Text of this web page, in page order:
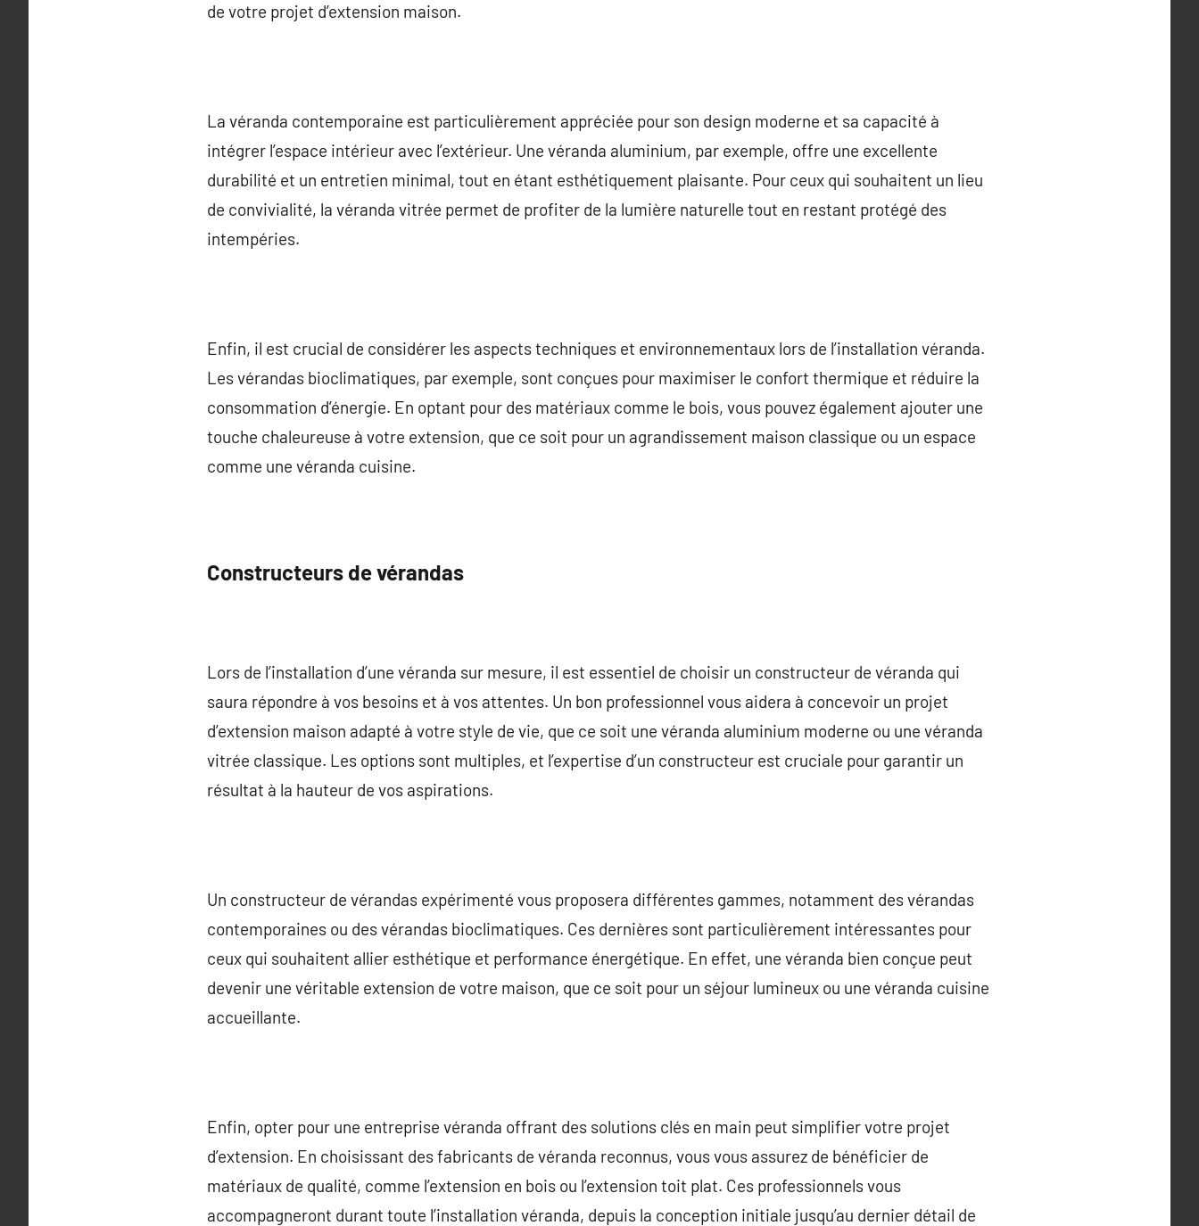
de votre projet d’extension maison.
La véranda contemporaine est particulièrement appréciée pour son design moderne et sa capacité à
intégrer l’espace intérieur avec l’extérieur. Une véranda aluminium, par exemple, offre une excellente
durabilité et un entretien minimal, tout en étant esthétiquement plaisante. Pour ceux qui souhaitent un lieu
de convivialité, la véranda vitrée permet de profiter de la lumière naturelle tout en restant protégé des
intempéries.
Enfin, il est crucial de considérer les aspects techniques et environnementaux lors de l’installation véranda.
Les vérandas bioclimatiques, par exemple, sont conçues pour maximiser le confort thermique et réduire la
consommation d’énergie. En optant pour des matériaux comme le bois, vous pouvez également ajouter une
touche chaleureuse à votre extension, que ce soit pour un agrandissement maison classique ou un espace
comme une véranda cuisine.
Constructeurs de vérandas
Lors de l’installation d’une véranda sur mesure, il est essentiel de choisir un constructeur de véranda qui
saura répondre à vos besoins et à vos attentes. Un bon professionnel vous aidera à concevoir un projet
d’extension maison adapté à votre style de vie, que ce soit une véranda aluminium moderne ou une véranda
vitrée classique. Les options sont multiples, et l’expertise d’un constructeur est cruciale pour garantir un
résultat à la hauteur de vos aspirations.
Un constructeur de vérandas expérimenté vous proposera différentes gammes, notamment des vérandas
contemporaines ou des vérandas bioclimatiques. Ces dernières sont particulièrement intéressantes pour
ceux qui souhaitent allier esthétique et performance énergétique. En effet, une véranda bien conçue peut
devenir une véritable extension de votre maison, que ce soit pour un séjour lumineux ou une véranda cuisine
accueillante.
Enfin, opter pour une entreprise véranda offrant des solutions clés en main peut simplifier votre projet
d’extension. En choisissant des fabricants de véranda reconnus, vous vous assurez de bénéficier de
matériaux de qualité, comme l’extension en bois ou l’extension toit plat. Ces professionnels vous
accompagneront durant toute l’installation véranda, depuis la conception initiale jusqu’au dernier détail de